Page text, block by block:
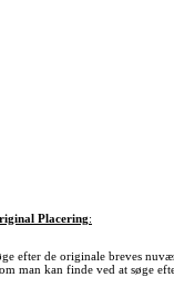
Placering:
efter de originale breves
man kan finde ved at søge